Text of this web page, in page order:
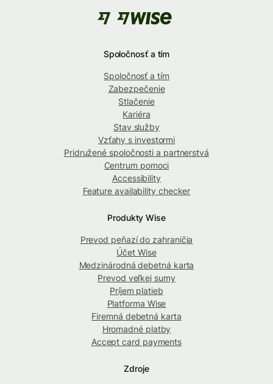
Spoločnosť a tím
Spoločnosť a tím
Zabezpečenie
Stlačenie
Kariéra
Stav služby
Vzťahy s investormi
Pridružené spoločnosti a partnerstvá
Centrum pomoci
Accessibility
Feature availability checker
Produkty Wise
Prevod peňazí do zahraničia
Účet Wise
Medzinárodná debetná karta
Prevod veľkej sumy
Príjem platieb
Platforma Wise
Firemná debetná karta
Hromadné platby
Accept card payments
Zdroje